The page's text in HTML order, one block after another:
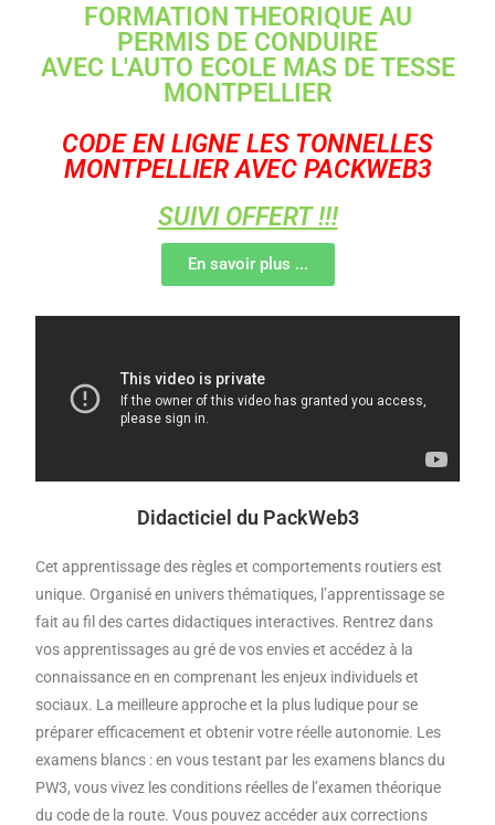
FORMATION THEORIQUE AU
PERMIS DE CONDUIRE
AVEC L'AUTO ECOLE MAS DE TESSE
MONTPELLIER
CODE EN LIGNE LES TONNELLES
MONTPELLIER AVEC PACKWEB3
SUIVI OFFERT !!!
En savoir plus ...
Didacticiel du PackWeb3
Cet apprentissage des règles et comportements routiers est
unique. Organisé en univers thématiques, l’apprentissage se
fait au fil des cartes didactiques interactives. Rentrez dans
vos apprentissages au gré de vos envies et accédez à la
connaissance en en comprenant les enjeux individuels et
sociaux. La meilleure approche et la plus ludique pour se
préparer efficacement et obtenir votre réelle autonomie. Les
examens blancs : en vous testant par les examens blancs du
PW3, vous vivez les conditions réelles de l’examen théorique
du code de la route. Vous pouvez accéder aux corrections